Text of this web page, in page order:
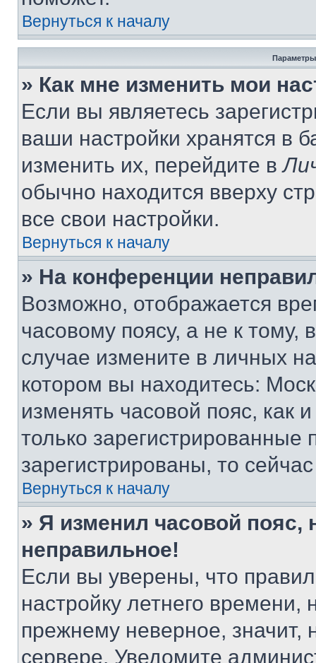
Вернуться к началу
Параметры
» Как мне изменить мои
Если вы являетесь
ваши настройки хранятся в
изменить их, перейдите в
обычно находится вверху
все свои настройки.
Вернуться к началу
» На конференции
Возможно, отображается
часовому поясу, а не к тому,
случае измените в личных
котором вы находитесь:
изменять часовой пояс, как
только
зарегистрированы, то
Вернуться к началу
» Я изменил часовой пояс,
неправильное!
Если вы уверены, что
настройку летнего
прежнему неверное, значит,
сервере. Уведомите